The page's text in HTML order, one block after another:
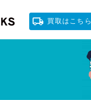
買取はこちら